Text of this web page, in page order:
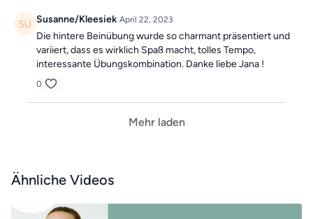
Susanne/Kleesiek April 22, 2023
Die hintere Beinübung wurde so charmant präsentiert und
variiert, dass es wirklich Spaß macht, tolles Tempo,
interessante Übungskombination. Danke liebe Jana !
0
Mehr laden
Ähnliche Videos